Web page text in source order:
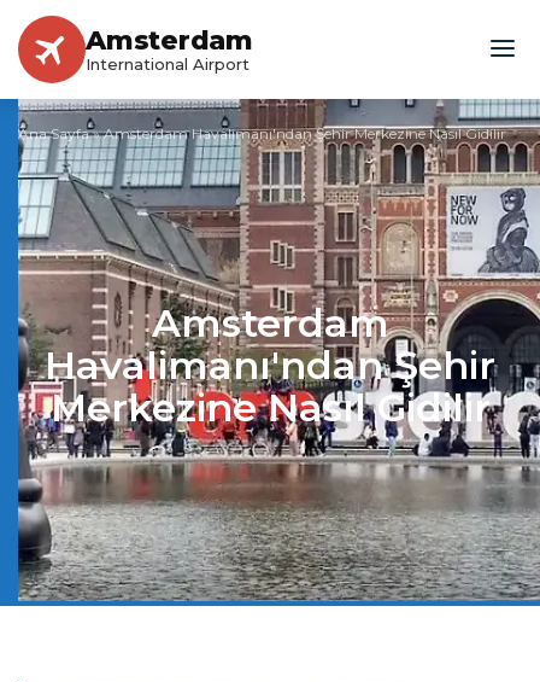
Amsterdam
International Airport
Ana Sayfa»Amsterdam Havalimanı'ndan Şehir Merkezine Nasıl Gidilir
Amsterdam
Havalimanı'ndan Şehir
Merkezine Nasıl Gidilir